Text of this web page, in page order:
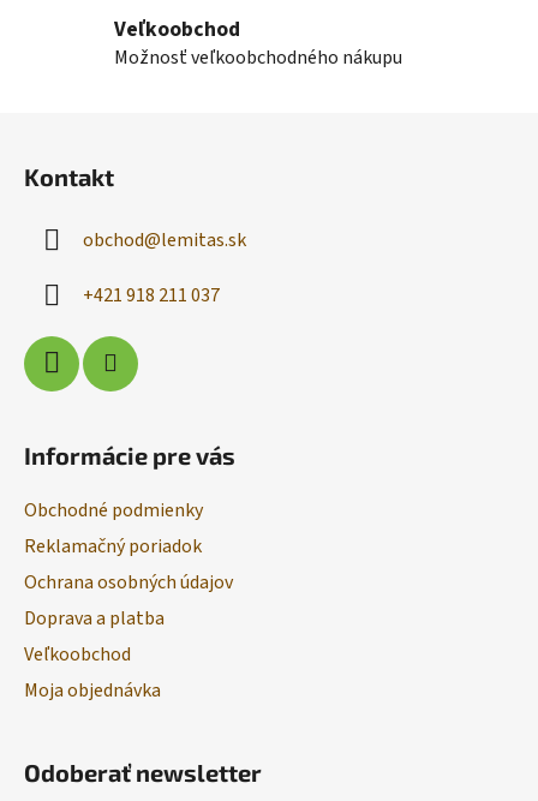
Veľkoobchod
Možnosť veľkoobchodného nákupu
Kontakt
obchod@lemitas.sk
+421 918 211 037
Informácie pre vás
Obchodné podmienky
Reklamačný poriadok
Ochrana osobných údajov
Doprava a platba
Veľkoobchod
Moja objednávka
Odoberať newsletter